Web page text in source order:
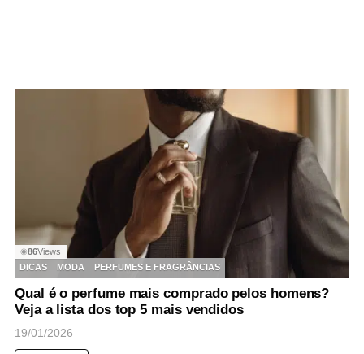
◉86Views
DICAS
MODA PERFUMES E FRAGRÂNCIAS
Qual é o perfume mais comprado pelos homens?
Veja a lista dos top 5 mais vendidos
19/01/2026